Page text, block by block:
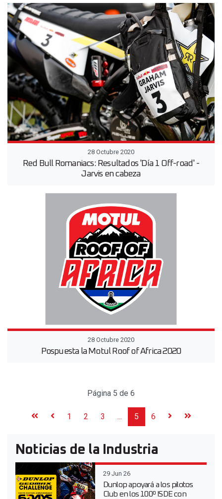
28 Octubre 2020
Red Bull Romaniacs: Resultados 'Día 1 Off-road' -
Jarvis en cabeza
28 Octubre 2020
Pospuesta la Motul Roof of Africa 2020
Página 5 de 6
1 2 3 ... 5 6
Noticias de la Industria
29 Jun 26
Dunlop apoyará a los pilotos
Club en los 100º ISDE con